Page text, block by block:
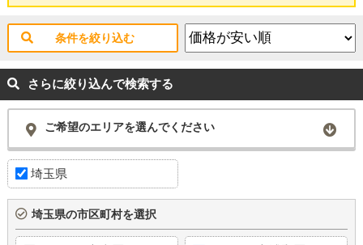
条件を絞り込む
さらに絞り込んで検索する
ご希望のエリアを選んでください
埼玉県
埼玉県の市区町村を選択